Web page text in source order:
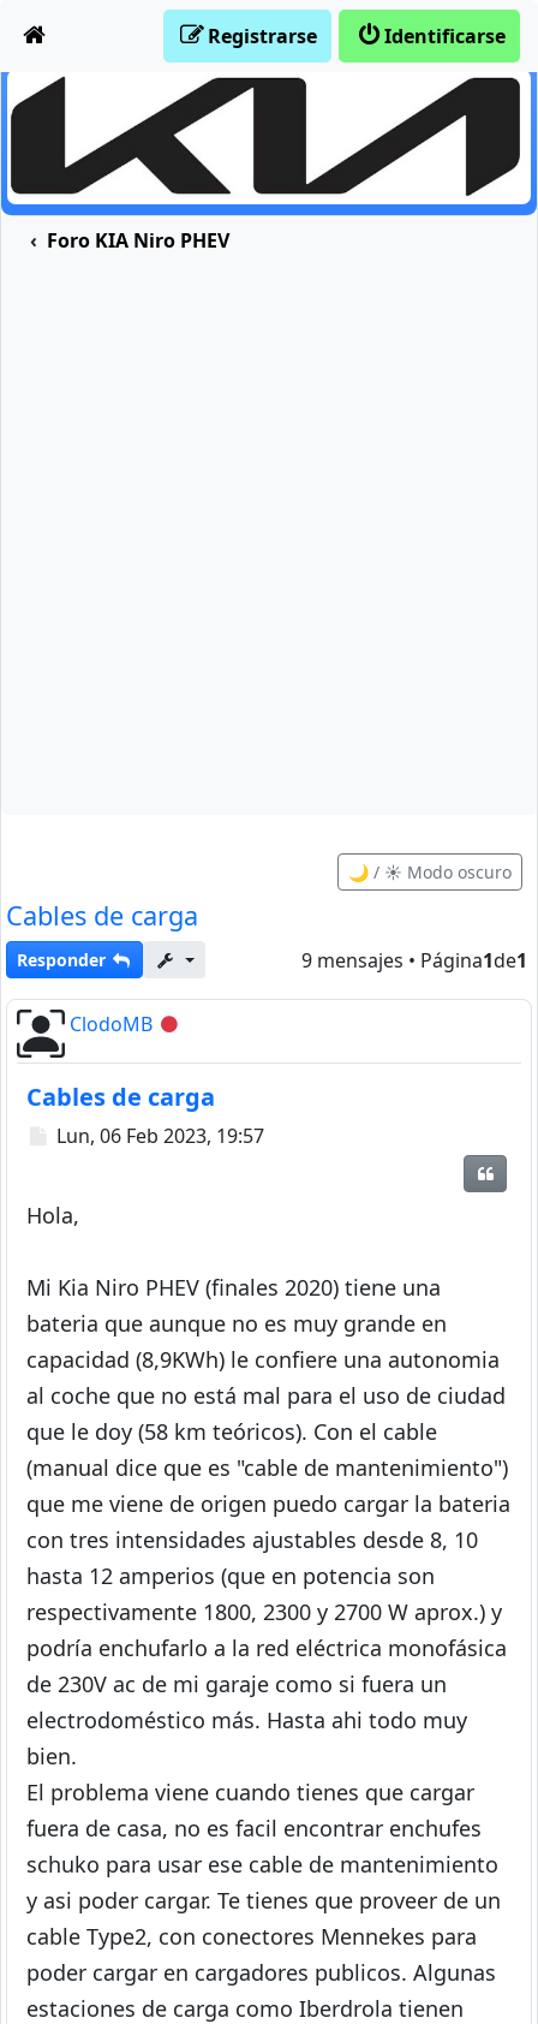
Identificarse
Registrarse
Foro KIA Niro PHEV
🌙 / ☀️ Modo oscuro
Cables de carga
Responder 9 mensajes • Página1de1
ClodoMB Desconectado
Cables de carga
Mensaje
Lun, 06 Feb 2023, 19:57
Hola,
Mi Kia Niro PHEV (finales 2020) tiene una
bateria que aunque no es muy grande en
capacidad (8,9KWh) le confiere una autonomia
al coche que no está mal para el uso de ciudad
que le doy (58 km teóricos). Con el cable
(manual dice que es "cable de mantenimiento")
que me viene de origen puedo cargar la bateria
con tres intensidades ajustables desde 8, 10
hasta 12 amperios (que en potencia son
respectivamente 1800, 2300 y 2700 W aprox.) y
podría enchufarlo a la red eléctrica monofásica
de 230V ac de mi garaje como si fuera un
electrodoméstico más. Hasta ahi todo muy
bien.
El problema viene cuando tienes que cargar
fuera de casa, no es facil encontrar enchufes
schuko para usar ese cable de mantenimiento
y asi poder cargar. Te tienes que proveer de un
cable Type2, con conectores Mennekes para
poder cargar en cargadores publicos. Algunas
estaciones de carga como Iberdrola tienen